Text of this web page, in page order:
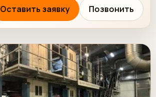
Оставить заявку Позвонить